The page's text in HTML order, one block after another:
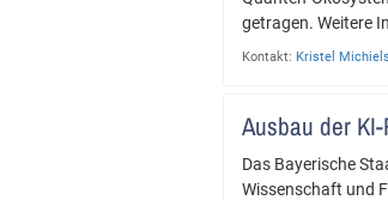
getragen. Weitere
Kontakt: Kristel
Ausbau der
Das Bayerische
Wissenschaft und